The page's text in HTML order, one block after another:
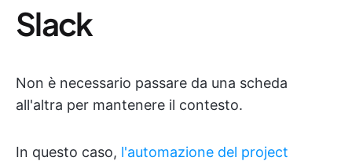
Slack
Non è necessario passare da una scheda
all'altra per mantenere il contesto.
In questo caso, l'automazione del project